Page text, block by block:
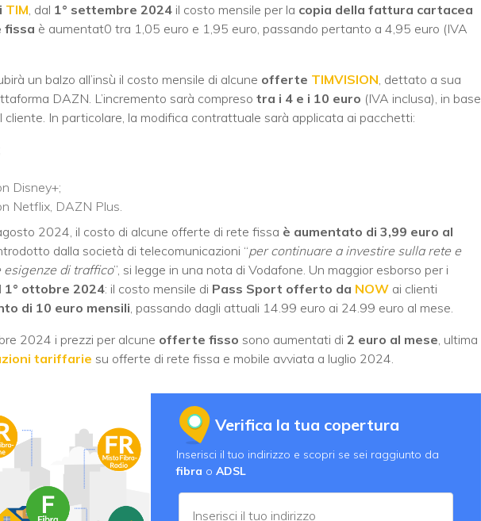
TIM , dal 1° settembre 2024 il costo mensile per la copia della fattura cartacea
fissa è aumentat0 tra 1,05 euro e 1,95 euro, passando pertanto a 4,95 euro (IVA
un balzo all’insù il costo mensile di alcune offerte TIMVISION , dettato a sua
DAZN. L’incremento sarà compreso tra i 4 e i 10 euro (IVA inclusa), in base
In particolare, la modifica contrattuale sarà applicata ai pacchetti:
Disney+;
Netflix, DAZN Plus.
agosto 2024, il costo di alcune offerte di rete fissa è aumentato di 3,99 euro al
dalla società di telecomunicazioni “per continuare a investire sulla rete e
di traffico”, si legge in una nota di Vodafone. Un maggior esborso per i
1° ottobre 2024: il costo mensile di Pass Sport offerto da NOW ai clienti
di 10 euro mensili , passando dagli attuali 14.99 euro ai 24.99 euro al mese.
2024 i prezzi per alcune offerte fisso sono aumentati di 2 euro al mese , ultima
tariffarie su offerte di rete fissa e mobile avviata a luglio 2024.
Verifica la tua copertura
Inserisci il tuo indirizzo e scopri se sei raggiunto da
fibra o ADSL